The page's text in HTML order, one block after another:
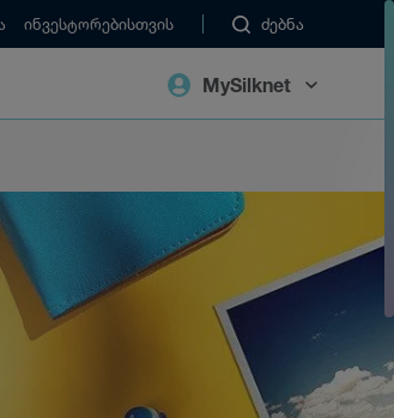
ინვესტორებისთვის ძებნა
MySilknet